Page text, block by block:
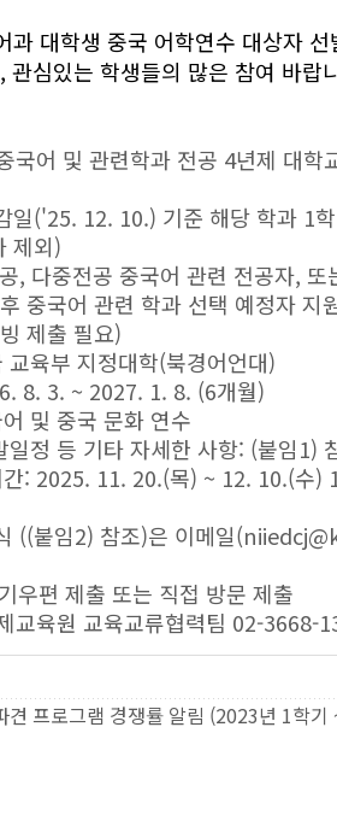
과 대학생 중국 어학연수 대상자 선
관심있는 학생들의 많은 참여 바랍
국어 및 관련학과 전공 4년제 대학
일('25. 12. 10.) 기준 해당 학과 1
제외)
, 다중전공 중국어 관련 전공자, 또
중국어 관련 학과 선택 예정자 지
제출 필요)
육부 지정대학(북경어언대)
8. 3. ~ 2027. 1. 8. (6개월)
및 중국 문화 연수
일정 등 기타 자세한 사항: (붙임1)
: 2025. 11. 20.(목) ~ 12. 10.(수)
((붙임2) 참조)은 이메일
우편 제출 또는 직접 방문 제출
교육원 교육교류협력팀 02-3668-
견 프로그램 경쟁률 알림 (2023년 1학기